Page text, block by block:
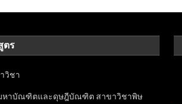
ตร
วิชา
หาบัณฑิตและดุษฎีบัณฑิต สาขาวิชาพิษ